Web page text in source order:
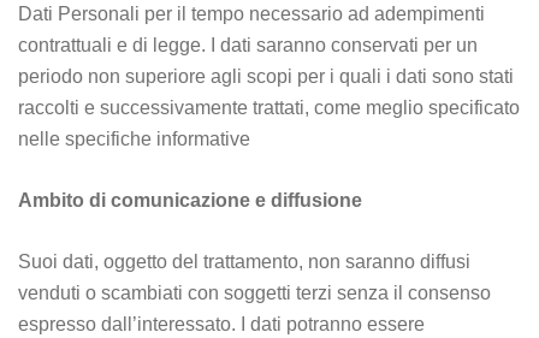
Dati Personali per il tempo necessario ad adempimenti
contrattuali e di legge. I dati saranno conservati per un
periodo non superiore agli scopi per i quali i dati sono stati
raccolti e successivamente trattati, come meglio specificato
nelle specifiche informative
Ambito di comunicazione e diffusione
Suoi dati, oggetto del trattamento, non saranno diffusi
venduti o scambiati con soggetti terzi senza il consenso
espresso dall’interessato. I dati potranno essere